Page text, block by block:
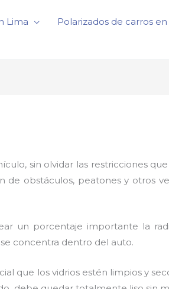
Lima
Polarizados de carros
sin olvidar las restricciones
obstáculos, peatones y otros
un porcentaje importante la
concentra dentro del auto.
que los vidrios estén limpios y